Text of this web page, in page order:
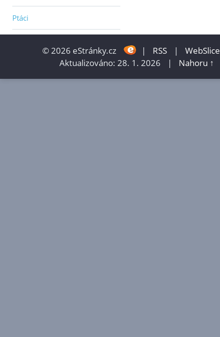
Ptáci
© 2026 eStránky.cz | RSS |
WebSlice
Aktualizováno: 28. 1. 2026
| Nahoru ↑